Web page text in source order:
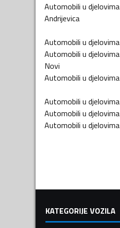
Automobili u djelovima
Andrijevica
Automobili u djelovima
Automobili u djelovima
Novi
Automobili u djelovima
Automobili u djelovima
Automobili u djelovima
Automobili u djelovima
KATEGORIJE VOZILA